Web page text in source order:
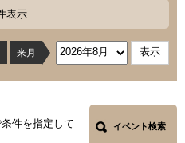
表示
来月
件を指定して
イベント検索